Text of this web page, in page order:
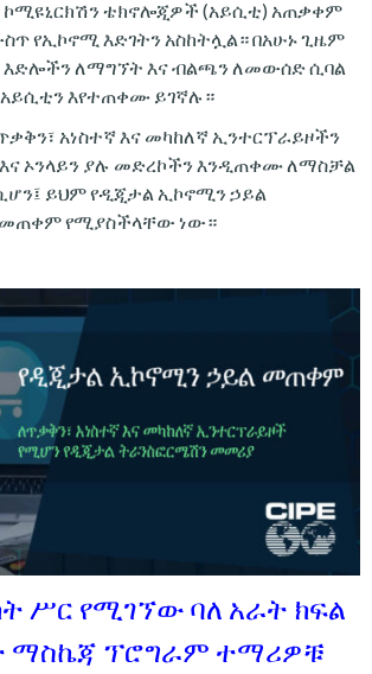
ኮሚዩኒርክሽን ቴክኖሎጂዎች (አይሲቲ) አጠቃቀም
የኢኮኖሚ እድገትን አስከትሏል። በአሁኑ ጊዜም
እድሎችን ለማግኘት እና ብልጫን ለመውሰድ ሲባል
አይሲቲን እየተጠቀሙ ይገኛሉ።
አነስተኛ እና መካከለኛ ኢንተርፕራይዞችን
ኦንላይን ያሉ መድረኮችን እንዲጠቀሙ ለማስቻል
ይህም የዲጂታል ኢኮኖሚን ኃይል
መጠቀም የሚያስችላቸው ነው።
ሥር የሚገኘው ባለ አራት ክፍል
ማስኬጃ ፕሮግራም ተማሪዎቹ